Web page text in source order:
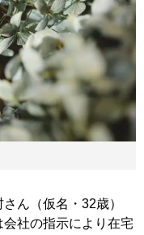
ん（仮名・32歳）
社の指示により在宅